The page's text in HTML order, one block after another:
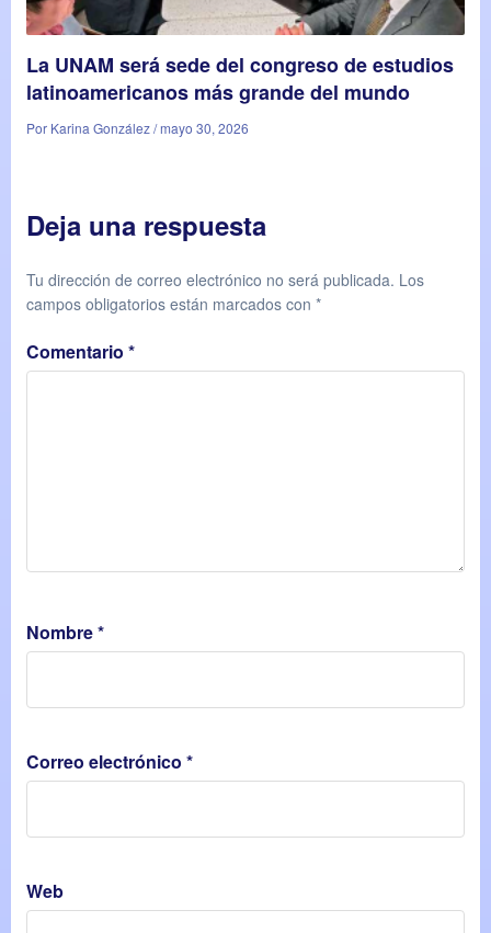
La UNAM será sede del congreso de estudios
latinoamericanos más grande del mundo
Por Karina González / mayo 30, 2026
Deja una respuesta
Tu dirección de correo electrónico no será publicada. Los
campos obligatorios están marcados con *
Comentario *
Nombre*
Correo electrónico *
Web